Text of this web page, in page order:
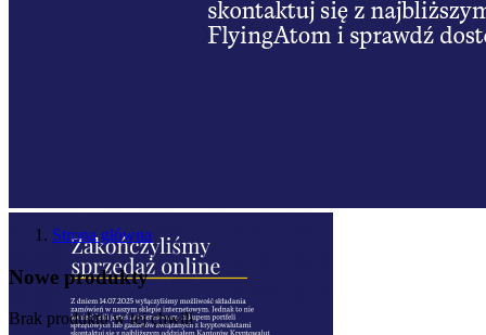
Strona główna
Nowe produkty
Brak produktu w tej chwili